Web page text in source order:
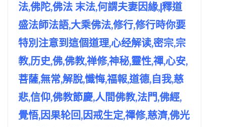
法,佛陀,佛法 末法,何謂夫妻因緣,|釋道
盛法師法語,大乘佛法,修行,修行時你要
特別注意到這個道理,心经解读,密宗,宗
教,历史,佛,佛教,禅修,神秘,靈性,禪,心安,
菩薩,無常,解脫,懺悔,福報,道德,自我,慈
悲,信仰,佛教節慶,人間佛教,法門,佛經,
覺悟,因果轮回,因戒生定,禪修,慈濟,佛光